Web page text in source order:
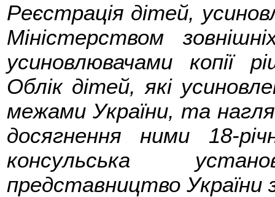
Реєстрація дітей,
Міністерством
усиновлювачами копії
Облік дітей, які
межами України, та
досягнення ними 18-
консульська
представництво